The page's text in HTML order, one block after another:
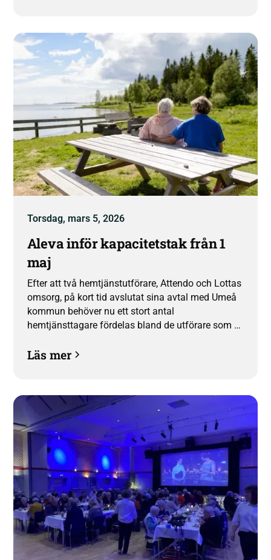
Torsdag, mars 5, 2026
Aleva inför kapacitetstak från 1
maj
Efter att två hemtjänstutförare, Attendo och Lottas
omsorg, på kort tid avslutat sina avtal med Umeå
kommun behöver nu ett stort antal
hemtjänsttagare fördelas bland de utförare som är
trygghet för våra kunder och medarbetare inför
Läs mer